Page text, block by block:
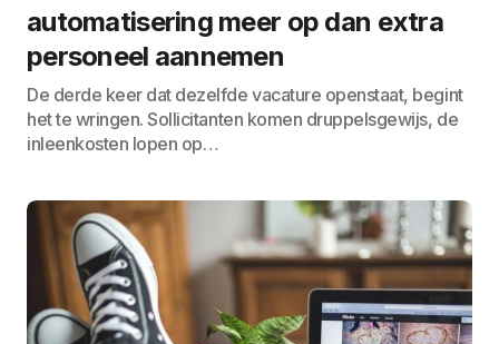
automatisering meer op dan extra
personeel aannemen
De derde keer dat dezelfde vacature openstaat, begint
het te wringen. Sollicitanten komen druppelsgewijs, de
inleenkosten lopen op…